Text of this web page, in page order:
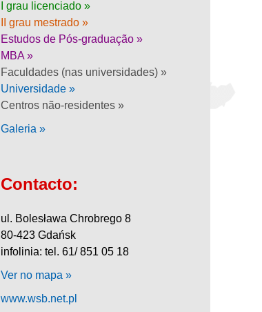
I grau licenciado »
II grau mestrado »
Estudos de Pós-graduação »
MBA »
Faculdades (nas universidades) »
Universidade »
Centros não-residentes »
Galeria »
Contacto:
ul. Bolesława Chrobrego 8
80-423 Gdańsk
infolinia: tel. 61/ 851 05 18
Ver no mapa »
www.wsb.net.pl